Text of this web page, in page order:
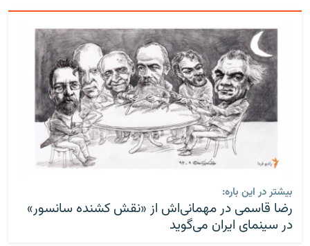
بیشتر در این باره:
رضا قاسمی در مهمانی‌اش از «نقش کشنده سانسور»
در سینمای ایران می‌گوید